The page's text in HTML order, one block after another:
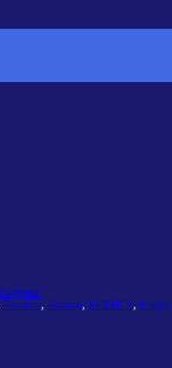
журнал
Йоханга, Корица, КСЕНТА, Кэрри